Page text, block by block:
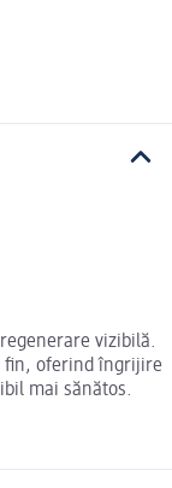
vizibilă.
fin, oferind îngrijire
mai sănătos.